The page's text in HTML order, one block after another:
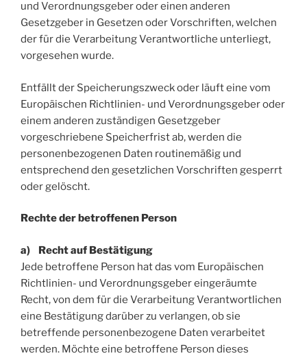
und Verordnungsgeber oder einen anderen
Gesetzgeber in Gesetzen oder Vorschriften, welchen
der für die Verarbeitung Verantwortliche unterliegt,
vorgesehen wurde.
Entfällt der Speicherungszweck oder läuft eine vom
Europäischen Richtlinien- und Verordnungsgeber oder
einem anderen zuständigen Gesetzgeber
vorgeschriebene Speicherfrist ab, werden die
personenbezogenen Daten routinemäßig und
entsprechend den gesetzlichen Vorschriften gesperrt
oder gelöscht.
Rechte der betroffenen Person
a) Recht auf Bestätigung
Jede betroffene Person hat das vom Europäischen
Richtlinien- und Verordnungsgeber eingeräumte
Recht, von dem für die Verarbeitung Verantwortlichen
eine Bestätigung darüber zu verlangen, ob sie
betreffende personenbezogene Daten verarbeitet
werden. Möchte eine betroffene Person dieses